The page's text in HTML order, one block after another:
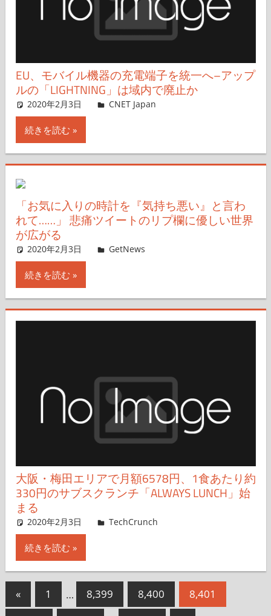
EU、モバイル機器の充電端子を統一へ–アップ
ルの「LIGHTNING」は域内で廃止か
2020年2月3日 CNET Japan
続きを読む
「お気に入りの時計を『気持ち悪い』と言わ
れて……」 悲痛ツイートのリプ欄に優しい世界
が広がる
2020年2月3日 しゃむ
GetNews
続きを読む
大阪・梅田エリアで月額6578円、1食あたり約
330円のサブスクランチ「ALWAYS LUNCH」始
まる
2020年2月3日 Hiro Yoshida
TechCrunch
続きを読む
投
«前
の
1 … 8,399 8,400
8,401